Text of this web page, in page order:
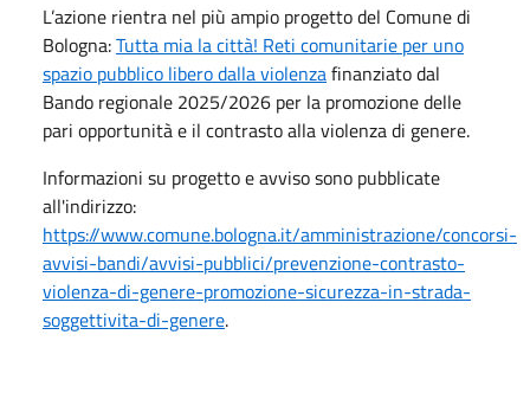
L’azione rientra nel più ampio progetto del Comune di
Bologna:Tutta mia la città! Reti comunitarie per uno
spazio pubblico libero dalla violenzafinanziato dal
Bando regionale 2025/2026 per la promozione delle
pari opportunità e il contrasto alla violenza di genere.
Informazioni su progetto e avviso sono pubblicate
all'indirizzo:
https://www.comune.bologna.it/amministrazione/concorsi-
avvisi-bandi/avvisi-pubblici/prevenzione-contrasto-
violenza-di-genere-promozione-sicurezza-in-strada-
soggettivita-di-genere.